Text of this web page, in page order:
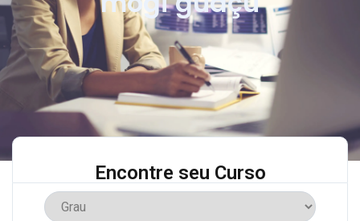
Encontre seu Curso